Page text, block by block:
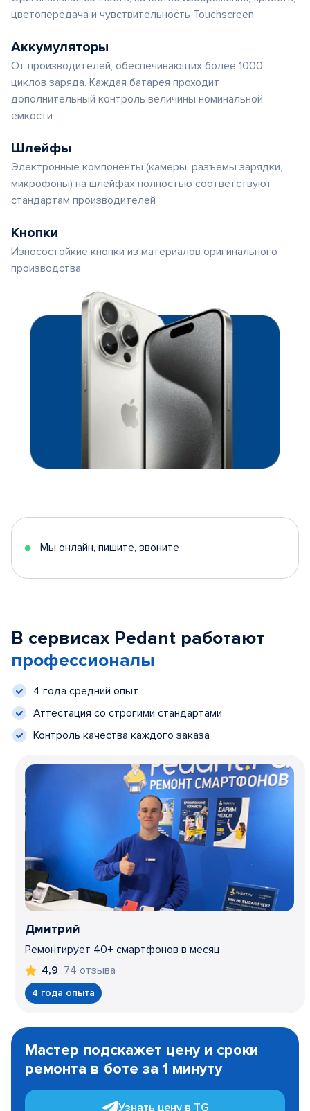
цветопередача и чувствительность Touchscreen
Аккумуляторы
От производителей, обеспечивающих более 1000
циклов заряда. Каждая батарея проходит
дополнительный контроль величины номинальной
емкости
Шлейфы
Электронные компоненты (камеры, разъемы зарядки,
микрофоны) на шлейфах полностью соответствуют
стандартам производителей
Кнопки
Износостойкие кнопки из материалов оригинального
производства
Мы онлайн, пишите, звоните
В сервисах Pedant работают
профессионалы
4 года средний опыт
Аттестация со строгими стандартами
Контроль качества каждого заказа
Дмитрий
Ремонтирует 40+ смартфонов в месяц
4,9 74 отзыва
4 года опыта
1
Мастер подскажет цену и сроки
ремонта в боте за 1 минуту
Узнать цену в TG